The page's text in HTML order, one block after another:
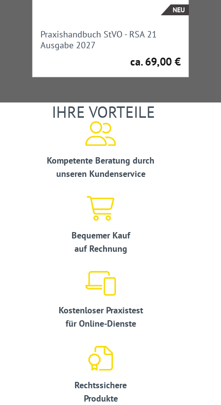
NEU
Praxishandbuch StVO - RSA 21
Ausgabe 2027
Regulärer Preis:
ca. 69,00 €
IHRE VORTEILE
Kompetente Beratung durch
unseren Kundenservice
Bequemer Kauf
auf Rechnung
Kostenloser Praxistest
für Online-Dienste
Rechtssichere
Produkte